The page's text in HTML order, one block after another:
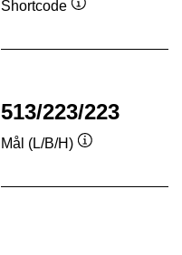
Shortcode
513/223/223
Mål (L/B/H)